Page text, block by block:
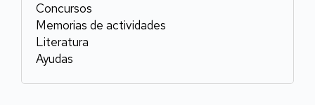
Concursos
Memorias de actividades
Literatura
Ayudas